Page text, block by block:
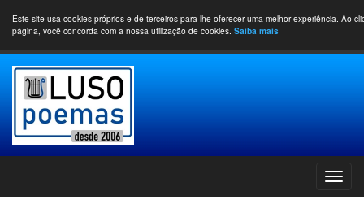
Este site usa cookies próprios e de terceiros para lhe oferecer uma melhor experiência. Ao
página, você concorda com a nossa utilização de cookies. Saiba mais